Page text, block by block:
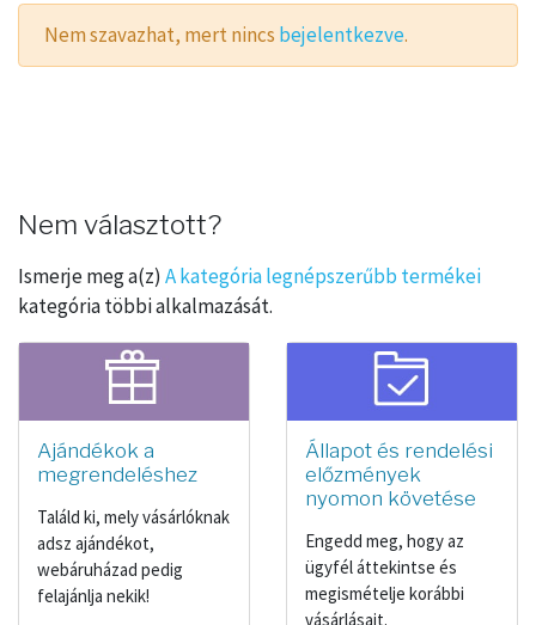
Nem szavazhat, mert nincs bejelentkezve.
Nem választott?
Ismerje meg a(z) A kategória legnépszerűbb termékei
kategória többi alkalmazását.
Ajándékok a
megrendeléshez
Találd ki, mely vásárlóknak
adsz ajándékot,
webáruházad pedig
felajánlja nekik!
Állapot és rendelési
előzmények
nyomon követése
Engedd meg, hogy az
ügyfél áttekintse és
megismételje korábbi
vásárlásait.